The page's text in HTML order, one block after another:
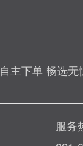
自主下单 畅选无
服务